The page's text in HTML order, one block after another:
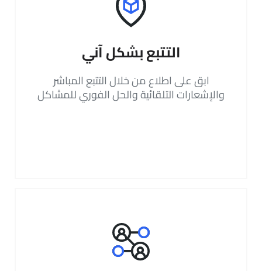
التتبع بشكل آني
ابق على اطلاع من خلال التتبع المباشر
والإشعارات التلقائية والحل الفوري للمشاكل